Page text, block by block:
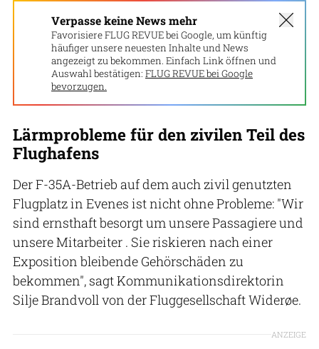
Verpasse keine News mehr
Favorisiere FLUG REVUE bei Google, um künftig
häufiger unsere neuesten Inhalte und News
angezeigt zu bekommen. Einfach Link öffnen und
Auswahl bestätigen: FLUG REVUE bei Google
bevorzugen.
Lärmprobleme für den zivilen Teil des
Flughafens
Der F-35A-Betrieb auf dem auch zivil genutzten
Flugplatz in Evenes ist nicht ohne Probleme: "Wir
sind ernsthaft besorgt um unsere Passagiere und
unsere Mitarbeiter . Sie riskieren nach einer
Exposition bleibende Gehörschäden zu
bekommen", sagt Kommunikationsdirektorin
Silje Brandvoll von der Fluggesellschaft Widerøe.
ANZEIGE